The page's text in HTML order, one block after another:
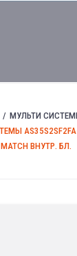
МУЛЬТИ
AS35S2SF2FA-
MATCH ВНУТР. БЛ.